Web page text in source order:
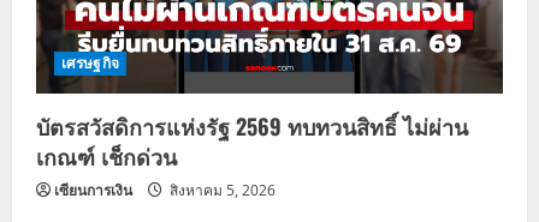
เศรษฐกิจ
บัตรสวัสดิการแห่งรัฐ 2569 ทบทวนสิทธิ์ ไม่ผ่าน
เกณฑ์ เช็กด่วน
เซียนการเงิน สิงหาคม 5, 2026